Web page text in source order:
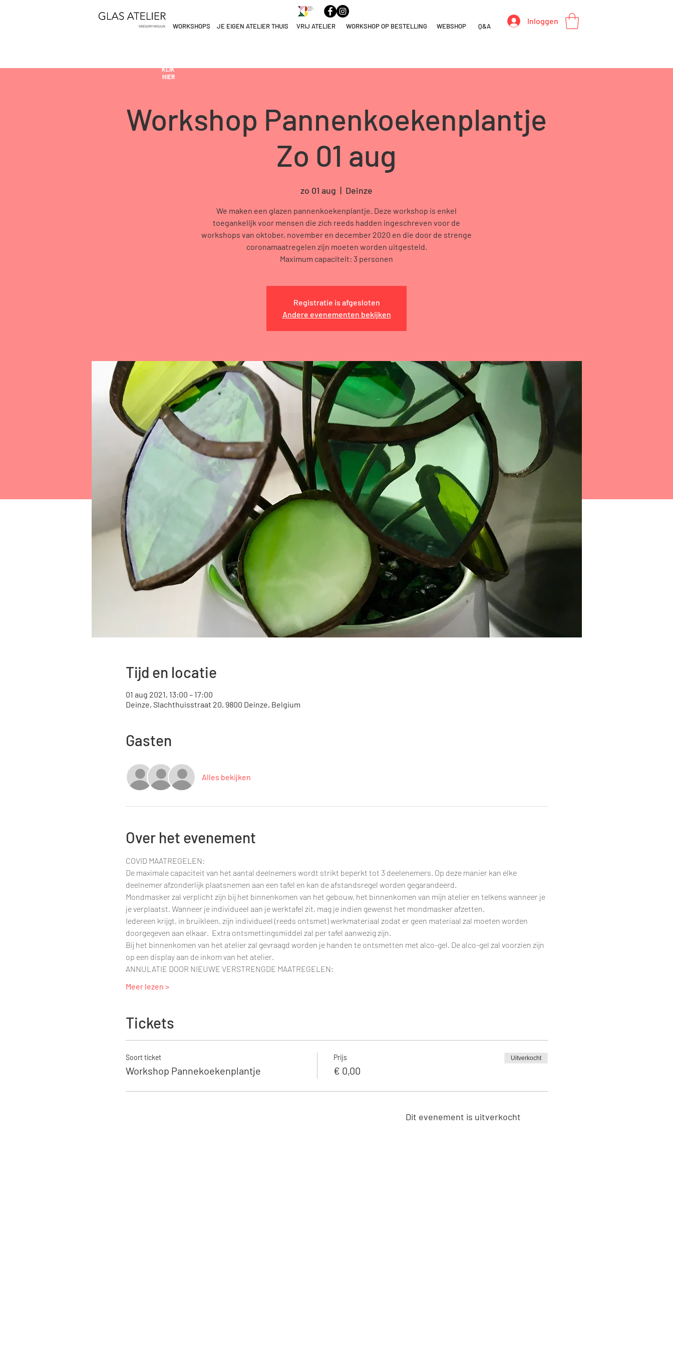
WORKSHOPS JE EIGEN ATELIER THUIS VRIJ ATELIER WORKSHOP OP BESTELLING WEBSHOP Q&A
Inloggen
KLIK
HIER
Workshop Pannenkoekenplantje
Zo 01 aug
zo 01 aug
  |
Deinze
We maken een glazen pannenkoekenplantje. Deze workshop is enkel
toegankelijk voor mensen die zich reeds hadden ingeschreven voor de
workshops van oktober, november en december 2020 en die door de strenge
coronamaatregelen zijn moeten worden uitgesteld.
Maximum capaciteit: 3 personen
Registratie is afgesloten
Andere evenementen bekijken
Tijd en locatie
01 aug 2021, 13:00 – 17:00
Deinze, Slachthuisstraat 20, 9800 Deinze, Belgium
Gasten
Alles bekijken
Over het evenement
COVID MAATREGELEN:
De maximale capaciteit van het aantal deelnemers wordt strikt beperkt tot 3 deelenemers. Op deze manier kan elke
deelnemer afzonderlijk plaatsnemen aan een tafel en kan de afstandsregel worden gegarandeerd.
Mondmasker zal verplicht zijn bij het binnenkomen van het gebouw, het binnenkomen van mijn atelier en telkens wanneer je
je verplaatst. Wanneer je individueel aan je werktafel zit, mag je indien gewenst het mondmasker afzetten.
Iedereen krijgt, in bruikleen, zijn individueel (reeds ontsmet) werkmateriaal zodat er geen materiaal zal moeten worden
doorgegeven aan elkaar.  Extra ontsmettingsmiddel zal per tafel aanwezig zijn.
Bij het binnenkomen van het atelier zal gevraagd worden je handen te ontsmetten met alco-gel. De alco-gel zal voorzien zijn
op een display aan de inkom van het atelier.
ANNULATIE DOOR NIEUWE VERSTRENGDE MAATREGELEN:
Meer lezen >
Tickets
Soort ticket
Workshop Pannekoekenplantje
Prijs
€ 0,00
Uitverkocht
Dit evenement is uitverkocht